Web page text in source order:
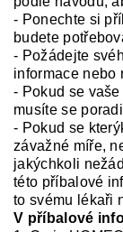
- Ponechte si
budete
- Požádejte
informace nebo
- Pokud se
musíte se
- Pokud se
závažné míře,
jakýchkoli
této příbalové
to svému lékaři
V příbalové